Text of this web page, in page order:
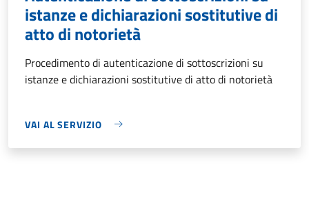
istanze e dichiarazioni sostitutive di
atto di notorietà
Procedimento di autenticazione di sottoscrizioni su
istanze e dichiarazioni sostitutive di atto di notorietà
VAI AL SERVIZIO